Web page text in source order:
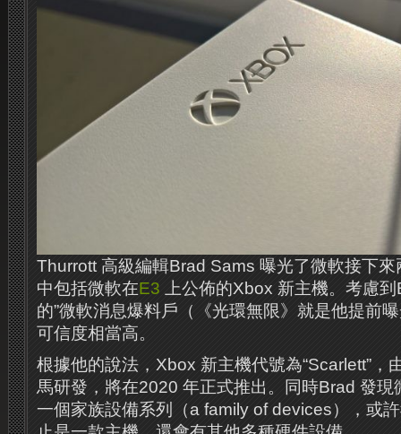
Thurrott 高級編輯Brad Sams 曝光了微軟接下
中包括微軟在E3 上公佈的Xbox 新主機。考慮
的”微軟消息爆料戶（《光環無限》就是他提前
可信度相當高。
根據他的說法，Xbox 新主機代號為“Scarlett”，
馬研發，將在2020 年正式推出。同時Brad 發現
一個家族設備系列（a family of devices），或